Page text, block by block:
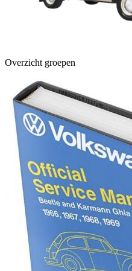
Overzicht groepen